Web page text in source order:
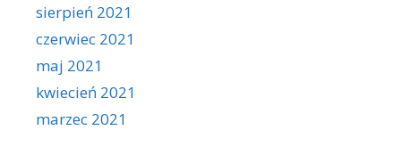
sierpień 2021
czerwiec 2021
maj 2021
kwiecień 2021
marzec 2021